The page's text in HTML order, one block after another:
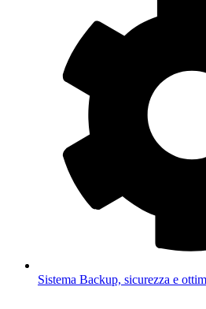
Sistema Backup, sicurezza e